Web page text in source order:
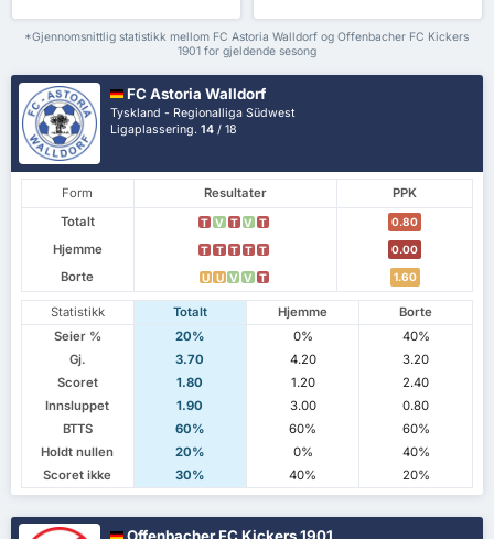
*Gjennomsnittlig statistikk mellom FC Astoria Walldorf og Offenbacher FC Kickers
1901 for gjeldende sesong
FC Astoria Walldorf
Tyskland - Regionalliga Südwest
Ligaplassering.14 / 18
Form Resultater
PPK
Totalt
T V T V T 0.80
Hjemme T T T T T 0.00
Borte U U V V T 1.60
Statistikk Totalt Hjemme
Borte
Seier %
20% 0%
40%
Gj.
3.70 4.20
3.20
Scoret
1.80 1.20
2.40
Innsluppet
1.90 3.00
0.80
BTTS
60% 60%
60%
Holdt nullen
20% 0%
40%
Scoret ikke
30% 40% 20%